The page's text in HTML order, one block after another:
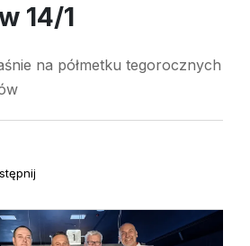
14/1
na półmetku tegorocznych